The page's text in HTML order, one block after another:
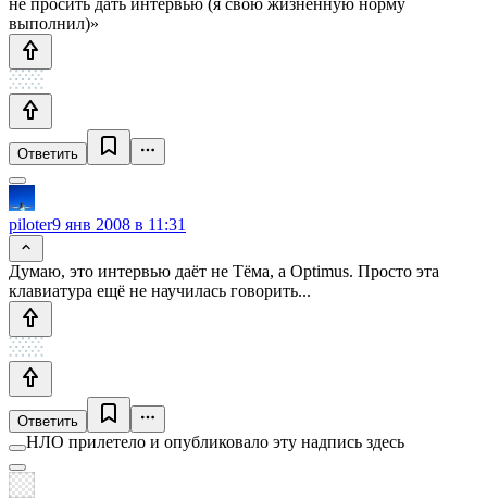
выполнил)»
Ответить
piloter9 янв 2008 в 11:31
Думаю, это интервью даёт не Тёма, а Optimus. Просто эта
клавиатура ещё не научилась говорить...
Ответить
НЛО прилетело и опубликовало эту надпись здесь